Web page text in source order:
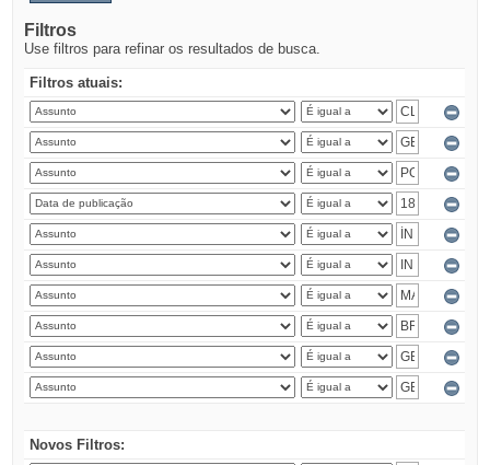
Filtros
Use filtros para refinar os resultados de busca.
Filtros atuais:
Novos Filtros: